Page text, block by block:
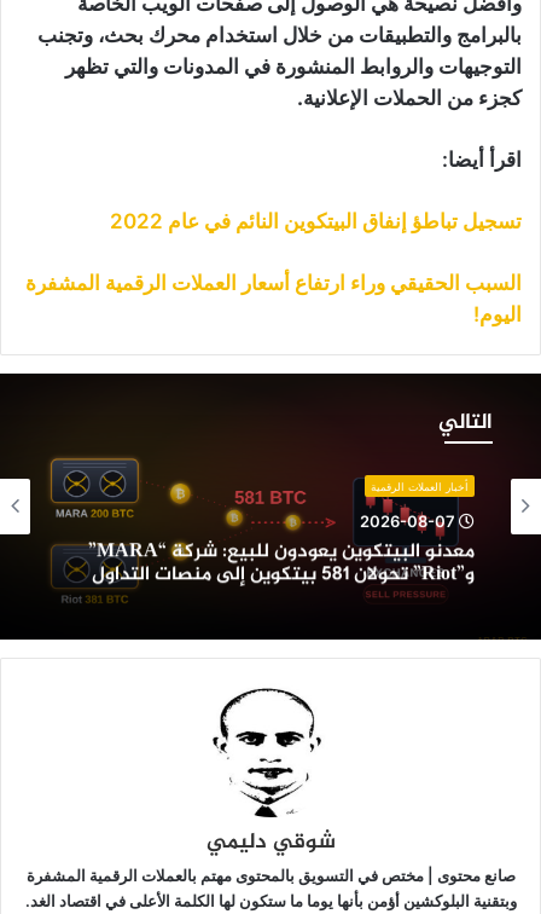
بالبرامج والتطبيقات من خلال استخدام محرك بحث، وتجنب
التوجيهات والروابط المنشورة في المدونات والتي تظهر
كجزء من الحملات الإعلانية.
اقرأ أيضا:
تسجيل تباطؤ إنفاق البيتكوين النائم في عام 2022
السبب الحقيقي وراء ارتفاع أسعار العملات الرقمية المشفرة
اليوم!
التاليالبيتكوين
شركة
إلى
منصات
أخبار العملات الرقمية
2026-08-07
معدنو البيتكوين يعودون للبيع: شركة “MARA”
و”Riot” تحولان 581 بيتكوين إلى منصات التداول
شوقي دليمي
صانع محتوى | مختص في التسويق بالمحتوى مهتم بالعملات الرقمية المشفرة
وبتقنية البلوكشين أؤمن بأنها يوما ما ستكون لها الكلمة الأعلى في اقتصاد الغد.